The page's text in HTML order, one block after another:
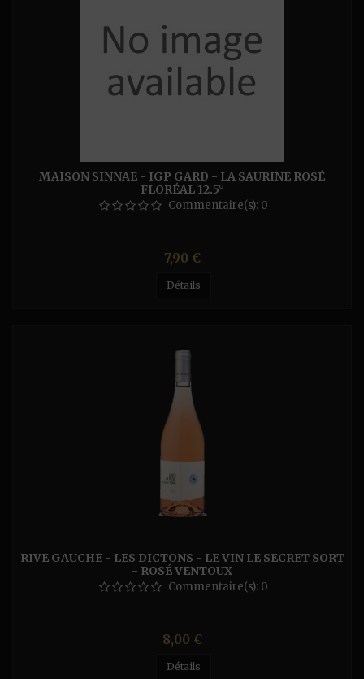
MAISON SINNAE - IGP GARD - LA SAURINE ROSÉ
FLORÉAL 12.5°
Commentaire(s): 0
Prix
7,90 €
Détails
RIVE GAUCHE - LES DICTONS - LE VIN LE SECRET SORT
- ROSÉ VENTOUX
Commentaire(s): 0
Prix
8,00 €
Détails